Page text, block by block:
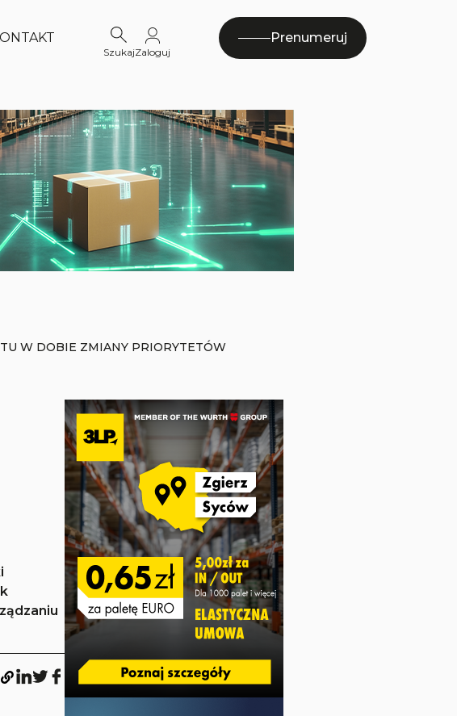
SzukajZaloguj
Prenumeruj
W DOBIE ZMIANY PRIORYTETÓW